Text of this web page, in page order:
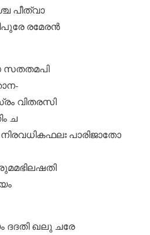
പീത്വാ
രമേരൻ
സതതമപി
വിതരസി
ച
പാരിജാതോ
ഖലു ചരേ